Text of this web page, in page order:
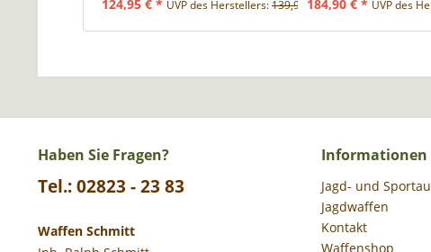
124,95 € * UVP des Herstellers:139,90 € *184,90 € * UVP des
Haben Sie Fragen?
Tel.: 02823 - 23 83
Waffen Schmitt
Informationen
Jagd- und
Jagdwaffen
Kontakt
Waffenshop